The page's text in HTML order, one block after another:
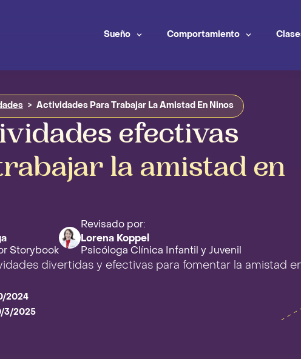
Sueño Comportamiento
> Actividades Para Trabajar La Amistad En Ninos
efectivas
la amistad en
Storybook
Revisado por:
Lorena Koppel
Psicóloga Clínica Infantil y Juvenil
divertidas y efectivas para fomentar la amistad
2024
3/2025